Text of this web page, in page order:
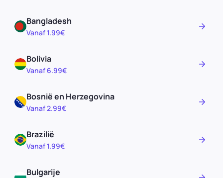
Bangladesh
Vanaf 1.99€
Bolivia
Vanaf 6.99€
Bosnië en Herzegovina
Vanaf 2.99€
Brazilië
Vanaf 1.99€
Bulgarije